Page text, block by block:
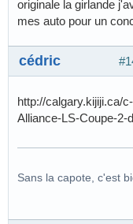
originale la girlande
mes auto pour un
cédric
http://calgary.kijiji.ca/
Alliance-LS-Coupe-2-
Sans la capote, c'est